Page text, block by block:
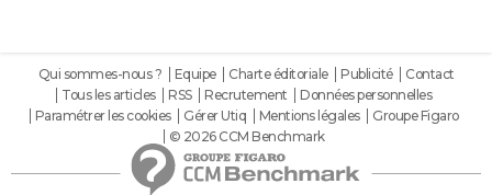
Qui sommes-nous ? Equipe Charte éditoriale Publicité
Contact
Tous les articles
RSS Recrutement
Données personnelles
Paramétrer les cookies
Gérer Utiq Mentions légales
Groupe Figaro
© 2026 CCM Benchmark